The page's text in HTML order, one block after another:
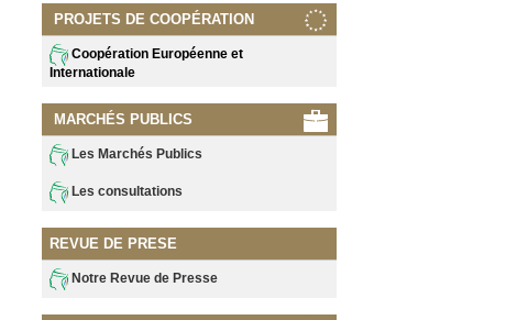
PROJETS DE COOPÉRATION
Coopération Européenne et
Internationale
MARCHÉS PUBLICS
Les Marchés Publics
Les consultations
REVUE DE PRESE
Notre Revue de Presse